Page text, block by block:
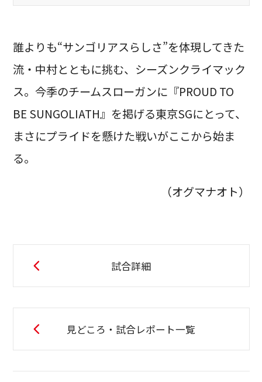
誰よりも“サンゴリアスらしさ”を体現してきた
流・中村とともに挑む、シーズンクライマック
ス。今季のチームスローガンに『PROUD TO
BE SUNGOLIATH』を掲げる東京SGにとって、
まさにプライドを懸けた戦いがここから始ま
る。
（オグマナオト）
試合詳細
見どころ・試合レポート一覧